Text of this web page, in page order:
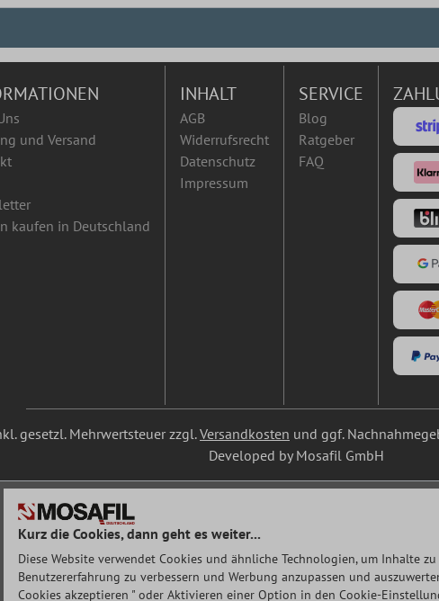
und Versand
kaufen in Deutschland
INHALT
AGB
Widerrufsrecht
Datenschutz
Impressum
SERVICE
Blog
Ratgeber
FAQ
gesetzl. Mehrwertsteuer zzgl.Versandkosten und ggf.
Developed by Mosafil GmbH
Kurz die Cookies, dann geht es weiter...
Diese Website verwendet Cookies und ähnliche Technologien, um Inhalte
Benutzererfahrung zu verbessern und Werbung anzupassen und
Cookies akzeptieren " oder Aktivieren einer Option in den Cookie-